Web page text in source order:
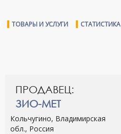
ТОВАРЫ И УСЛУГИ СТАТИСТИКА
ПРОДАВЕЦ:
ЗИО-МЕТ
Кольчугино, Владимирская
обл., Россия